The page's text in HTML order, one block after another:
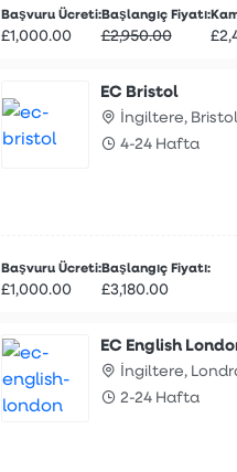
Başvuru Ücreti:
£1,000.00
Başlangıç Fiyatı:
£2,950.00
EC Bristol
İngiltere, Bristol
4-24 Hafta
Başvuru Ücreti:
£1,000.00
Başlangıç Fiyatı:
£3,180.00
EC English
İngiltere,
2-24 Hafta